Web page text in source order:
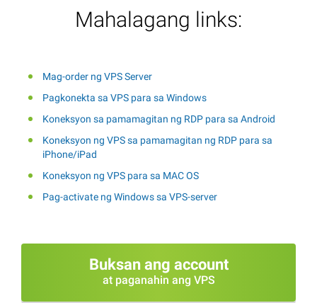
Mahalagang links:
Mag-order ng VPS Server
Pagkonekta sa VPS para sa Windows
Koneksyon sa pamamagitan ng RDP para sa Android
Koneksyon ng VPS sa pamamagitan ng RDP para sa
iPhone/iPad
Koneksyon ng VPS para sa MAC OS
Pag-activate ng Windows sa VPS-server
Buksan ang account
at paganahin ang VPS